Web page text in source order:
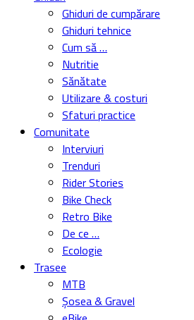
Ghiduri de cumpărare
Ghiduri tehnice
Cum să …
Nutritie
Sănătate
Utilizare & costuri
Sfaturi practice
Comunitate
Interviuri
Trenduri
Rider Stories
Bike Check
Retro Bike
De ce …
Ecologie
Trasee
MTB
Șosea & Gravel